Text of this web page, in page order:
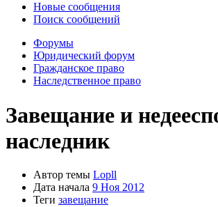
Новые сообщения
Поиск сообщений
Форумы
Юридический форум
Гражданское право
Наследственное право
Завещание и
наследник
Автор темы Lopll
Дата начала 9 Ноя 2012
Теги завещание